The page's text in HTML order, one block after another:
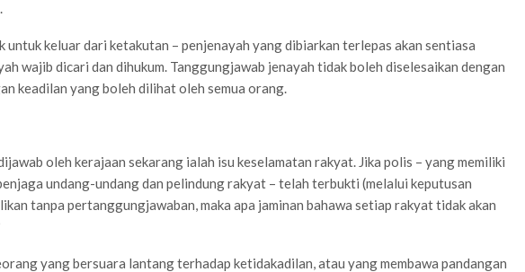
untuk keluar dari ketakutan – penjenayah yang dibiarkan terlepas akan sentiasa
wajib dicari dan dihukum. Tanggungjawab jenayah tidak boleh diselesaikan dengan
keadilan yang boleh dilihat oleh semua orang.
oleh kerajaan sekarang ialah isu keselamatan rakyat. Jika polis – yang memiliki
undang-undang dan pelindung rakyat – telah terbukti (melalui keputusan
tanpa pertanggungjawaban, maka apa jaminan bahawa setiap rakyat tidak akan
yang bersuara lantang terhadap ketidakadilan, atau yang membawa pandangan